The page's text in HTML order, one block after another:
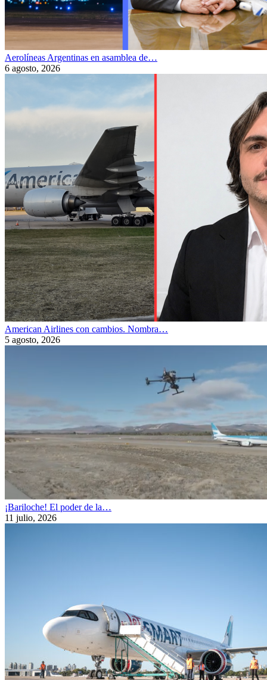
Aerolíneas Argentinas en asamblea de…
6 agosto, 2026
American Airlines con cambios. Nombra…
5 agosto, 2026
¡Bariloche! El poder de la…
11 julio, 2026